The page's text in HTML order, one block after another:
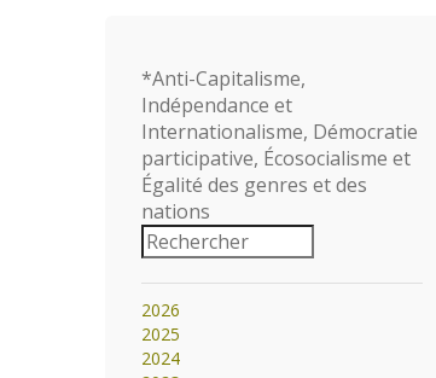
*Anti-Capitalisme,
Indépendance et
Internationalisme, Démocratie
participative, Écosocialisme et
Égalité des genres et des
nations
2026
2025
2024